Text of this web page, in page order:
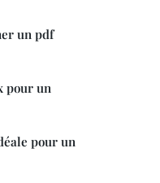
un pdf
pour un
pour un